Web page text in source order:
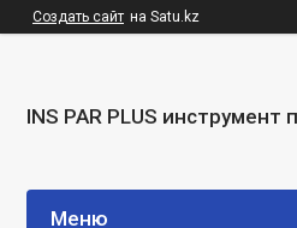
Создать сайт на Satu.kz
INS PAR PLUS